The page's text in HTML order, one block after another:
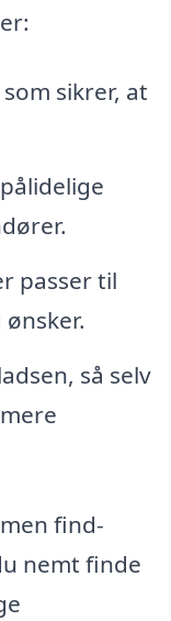
sikrer, at
passer til
så selv
find-
nemt finde